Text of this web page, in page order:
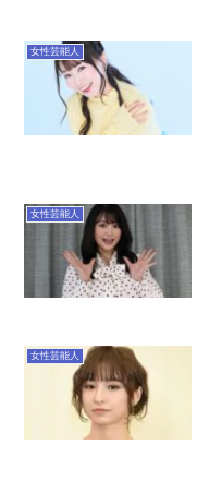
女性芸能人
女性芸能人
女性芸能人